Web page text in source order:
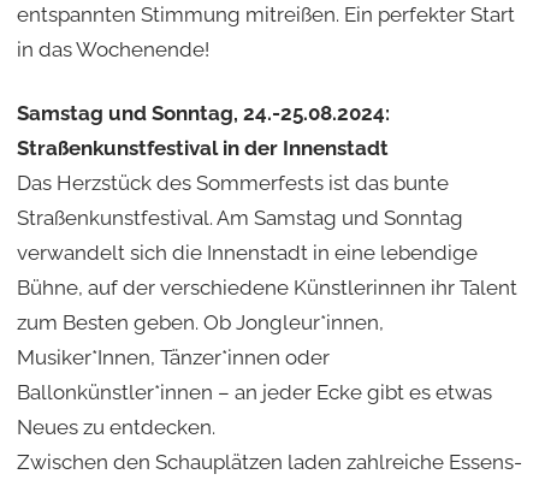
entspannten Stimmung mitreißen. Ein perfekter Start
in das Wochenende!
Samstag und Sonntag, 24.-25.08.2024:
Straßenkunstfestival in der Innenstadt
Das Herzstück des Sommerfests ist das bunte
Straßenkunstfestival. Am Samstag und Sonntag
verwandelt sich die Innenstadt in eine lebendige
Bühne, auf der verschiedene Künstlerinnen ihr Talent
zum Besten geben. Ob Jongleur*innen,
Musiker*Innen, Tänzer*innen oder
Ballonkünstler*innen – an jeder Ecke gibt es etwas
Neues zu entdecken.
Zwischen den Schauplätzen laden zahlreiche Essens-